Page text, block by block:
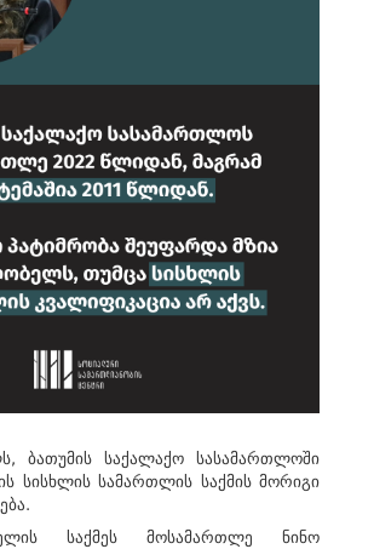
ბათუმის საქალაქო სასამართლოში
სისხლის სამართლის საქმის მორიგი
საქმეს მოსამართლე ნინო